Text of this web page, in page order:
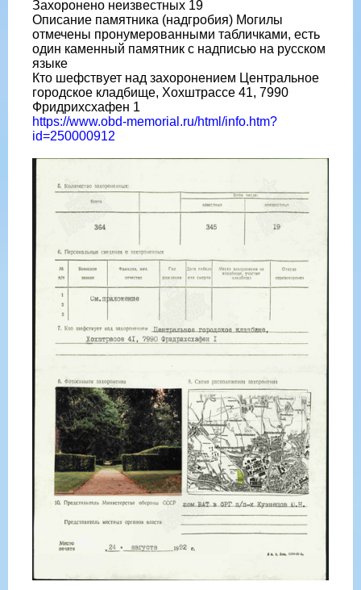
Захоронено неизвестных 19
Описание памятника (надгробия) Могилы
отмечены пронумерованными табличками, есть
один каменный памятник с надписью на русском
языке
Кто шефствует над захоронением Центральное
городское кладбище, Хохштрассе 41, 7990
Фридрихсхафен 1
https://www.obd-memorial.ru/html/info.htm?
id=250000912